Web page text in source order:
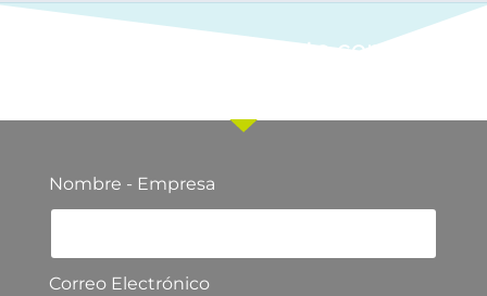
Ponte en contacto con
Nombre - Empresa
Correo Electrónico